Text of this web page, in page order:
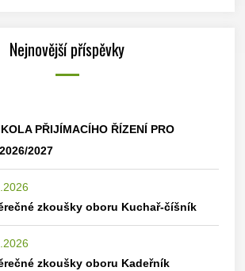
Nejnovější příspěvky
PŘIJÍMACÍHO ŘÍZENÍ PRO
2027
zkoušky oboru Kuchař-číšník
zkoušky oboru Kadeřník